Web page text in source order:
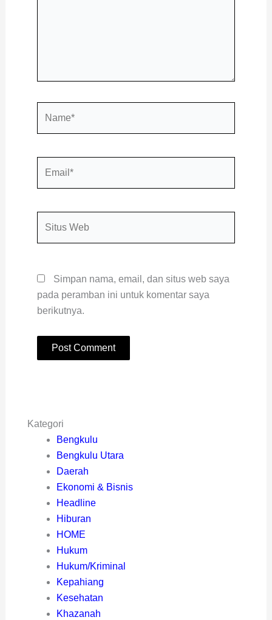
Simpan nama, email, dan situs web saya
pada peramban ini untuk komentar saya
berikutnya.
Kategori
Bengkulu
Bengkulu Utara
Daerah
Ekonomi & Bisnis
Headline
Hiburan
HOME
Hukum
Hukum/Kriminal
Kepahiang
Kesehatan
Khazanah